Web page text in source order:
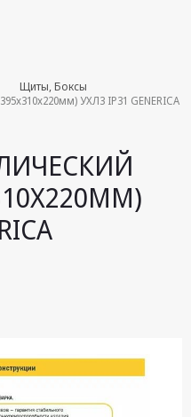
Щиты, Боксы
УХЛ3 IP31 GENERICA